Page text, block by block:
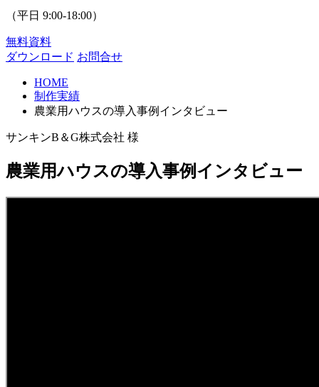
（平日 9:00-18:00）
無料資料
ダウンロード お問合せ
HOME
制作実績
農業用ハウスの導入事例インタビュー
サンキンB＆G株式会社 様
農業用ハウスの導入事例インタビュー